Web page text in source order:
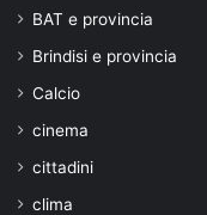
BAT e provincia
Brindisi e provincia
Calcio
cinema
cittadini
clima